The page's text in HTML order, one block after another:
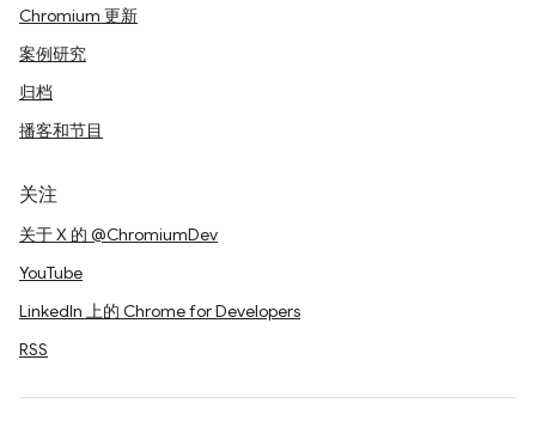
Chromium 更新
案例研究
归档
播客和节目
关注
关于 X 的 @ChromiumDev
YouTube
LinkedIn 上的 Chrome for Developers
RSS